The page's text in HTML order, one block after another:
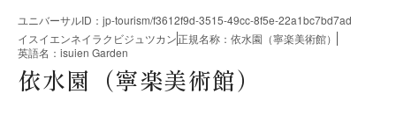
ユニバーサルID ： jp-tourism/f3612f9d-3515-49cc-8f5e-22a1bc7bd7ad
イスイエンネイラクビジュツカン正規名称 ： 依水園（寧楽美術館）
英語名 ： isuien Garden
依水園（寧楽美術館）